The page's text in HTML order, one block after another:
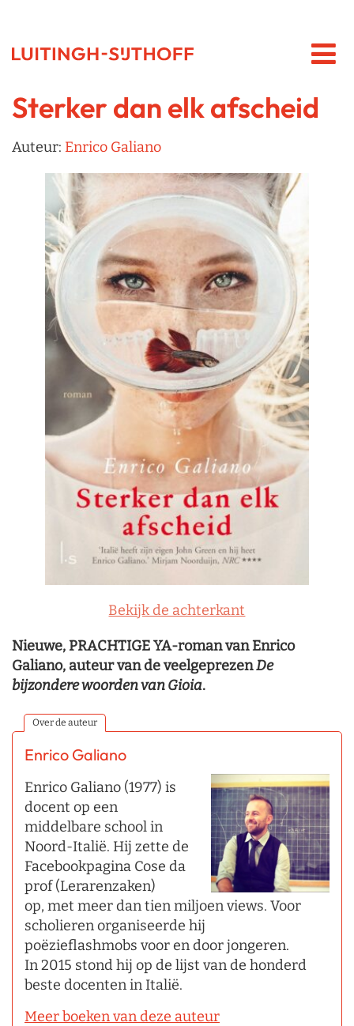
Sterker dan elk afscheid
Auteur: Enrico Galiano
Bekijk de achterkant
Nieuwe, PRACHTIGE YA-roman van Enrico
Galiano, auteur van de veelgeprezenDe
bijzondere woorden van Gioia.
Over de auteur
Enrico Galiano
Enrico Galiano (1977) is
docent op een
middelbare school in
Noord-Italië. Hij zette de
Facebookpagina Cose da
prof (Lerarenzaken)
op, met meer dan tien miljoen views. Voor
scholieren organiseerde hij
poëzieflashmobs voor en door jongeren.
In 2015 stond hij op de lijst van de honderd
beste docenten in Italië.
Meer boeken van deze auteur